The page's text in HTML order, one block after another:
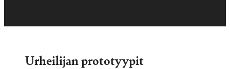
Urheilijan prototyypit